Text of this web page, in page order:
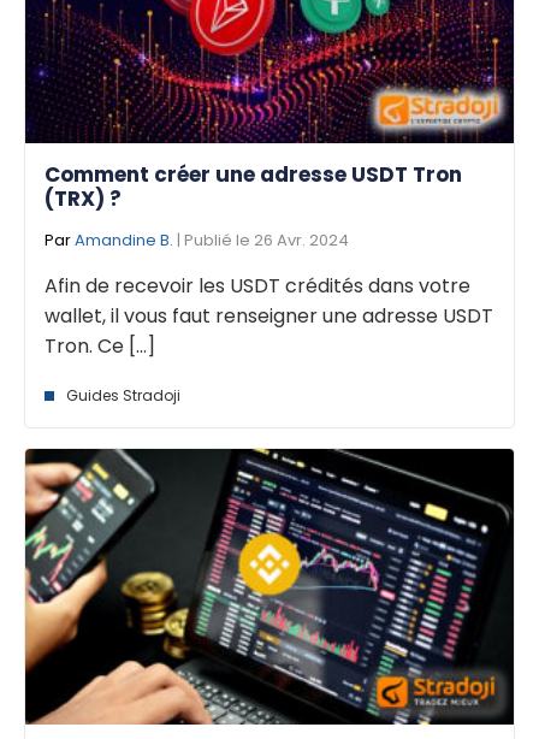
Comment créer une adresse USDT Tron
(TRX) ?
ParAmandine B. | Publié le 26 Avr. 2024
Afin de recevoir les USDT crédités dans votre
wallet, il vous faut renseigner une adresse USDT
Tron. Ce [...]
Guides Stradoji